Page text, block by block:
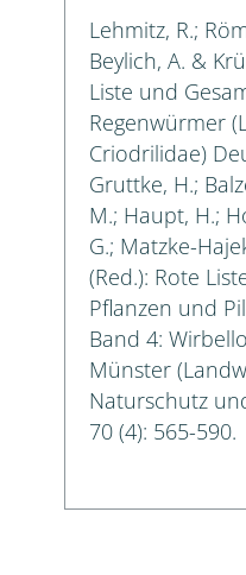
Lehmitz, R.;
Beylich, A. &
Liste und
Regenwürmer
Criodrilidae)
Gruttke, H.;
M.; Haupt, H.;
G.; Matzke-
(Red.): Rote
Pflanzen und
Band 4:
Münster
Naturschutz
70 (4): 565-590.